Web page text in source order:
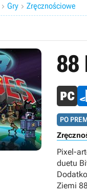
 Gry  Zręcznościowe
88
PO
Pixel-
duetu
Ziemi